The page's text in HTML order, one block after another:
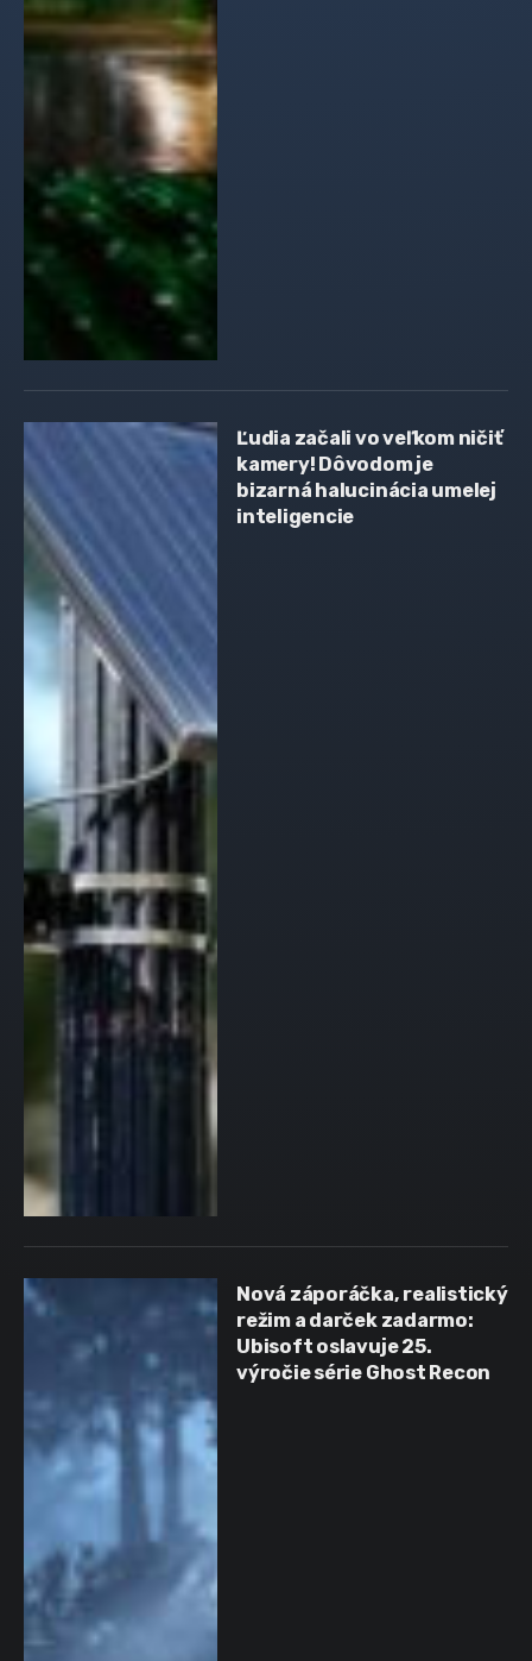
Ľudia začali vo veľkom ničiť
kamery! Dôvodom je
bizarná halucinácia umelej
inteligencie
Nová záporáčka, realistický
režim a darček zadarmo:
Ubisoft oslavuje 25.
výročie série Ghost Recon